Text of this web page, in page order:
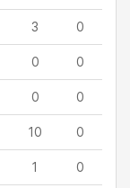
3 0
0 0
0 0
10 0
1 0